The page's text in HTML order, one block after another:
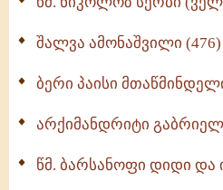
შალვა ამონაშვილი (476)
ბერი პაისი
არქიმანდრიტი
წმ. ბარსანოფი დიდი და